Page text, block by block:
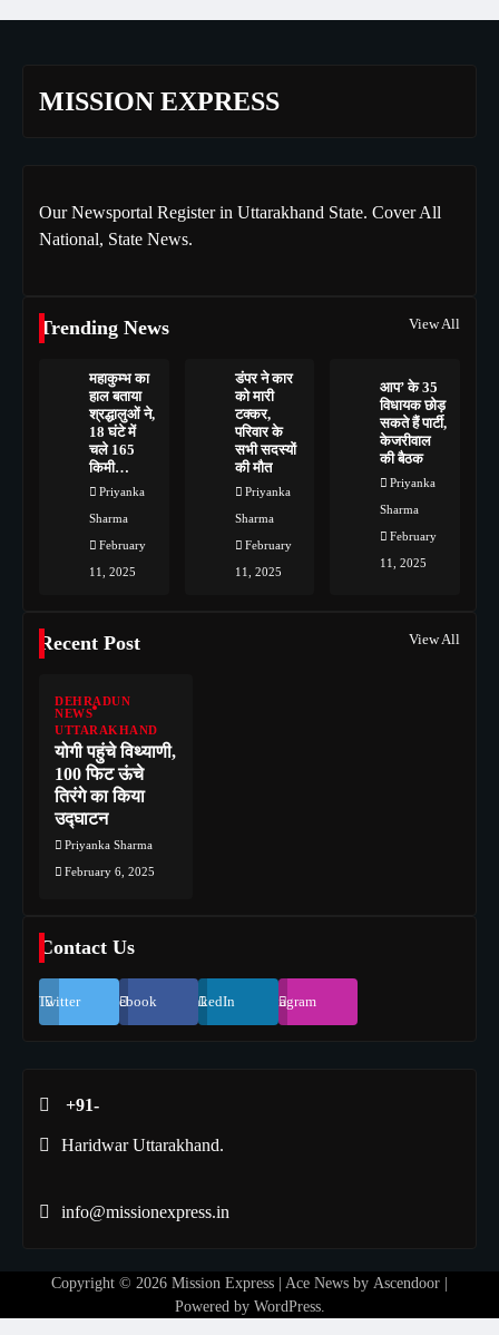
MISSION EXPRESS
Our Newsportal Register in Uttarakhand State. Cover All
National, State News.
Trending News View All
महाकुम्भ का
हाल बताया
श्रद्धालुओं ने,
18 घंटे में
चले 165
किमी…
Priyanka
Sharma
February
11, 2025
डंपर ने कार
को मारी
टक्कर,
परिवार के
सभी सदस्यों
की मौत
Priyanka
Sharma
February
11, 2025
आप’ के 35
विधायक छोड़
सकते हैं पार्टी,
केजरीवाल
की बैठक
Priyanka
Sharma
February
11, 2025
Recent Post View All
DEHRADUN
NEWS
UTTARAKHAND
योगी पहुंचे विथ्याणी,
100 फिट ऊंचे
तिरंगे का किया
उद्घाटन
Priyanka Sharma
February 6, 2025
Contact Us
Twitter Facebook LinkedIn Instagram
+91-
Haridwar Uttarakhand.
info@missionexpress.in
Copyright © 2026 Mission Express | Ace News by Ascendoor
Powered by WordPress.